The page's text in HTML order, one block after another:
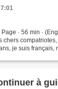
· 56 min ·
chers
je suis
à